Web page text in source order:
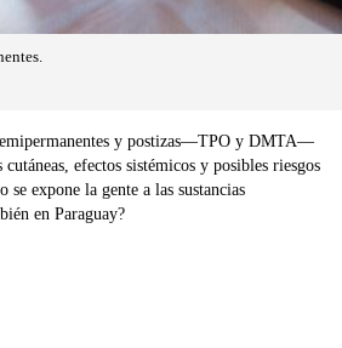
y postizas—TPO y DMTA—
efectos sistémicos y posibles riesgos
se expone la gente a las sustancias
en Paraguay?